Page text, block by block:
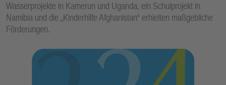
Wasserprojekte in Kamerun und Uganda, ein Schulprojekt in
Namibia und die „Kinderhilfe Afghanistan“ erhielten maßgebliche
Förderungen.